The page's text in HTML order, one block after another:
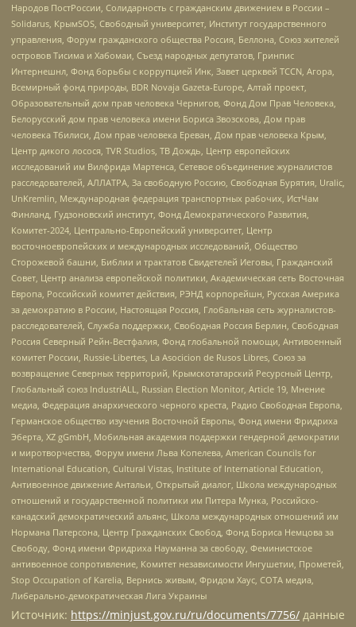
Народов ПостРоссии, Солидарность с гражданским движением в России –
Solidarus, КрымSOS, Свободный университет, Институт государственного
управления, Форум гражданского общества Россия, Беллона, Союз жителей
островов Тисима и Хабомаи, Съезд народных депутатов, Гринпис
Интернешнл, Фонд борьбы с коррупцией Инк, Завет церквей TCCN, Агора,
Всемирный фонд природы, BDR Novaja Gazeta-Europe, Алтай проект,
Образовательный дом прав человека Чернигов, Фонд Дом Прав Человека,
Белорусский дом прав человека имени Бориса Звозскова, Дом прав
человека Тбилиси, Дом прав человека Ереван, Дом прав человека Крым,
Центр дикого лосося, TVR Studios, ТВ Дождь, Центр европейских
исследований им Вилфрида Мартенса, Сетевое объединение журналистов
расследователей, АЛЛАТРА, За свободную Россию, Свободная Бурятия, Uralic,
UnKremlin, Международная федерация транспортных рабочих, ИстЧам
Финланд, Гудзоновский институт, Фонд Демократического Развития,
Комитет-2024, Центрально-Европейский университет, Центр
восточноевропейских и международных исследований, Общество
Сторожевой башни, Библии и трактатов Свидетелей Иеговы, Гражданский
Совет, Центр анализа европейской политики, Академическая сеть Восточная
Европа, Российский комитет действия, РЭНД корпорейшн, Русская Америка
за демократию в России, Настоящая Россия, Глобальная сеть журналистов-
расследователей, Служба поддержки, Свободная Россия Берлин, Свободная
Россия Северный Рейн-Вестфалия, Фонд глобальной помощи, Антивоенный
комитет России, Russie-Libertes, La Asocicion de Rusos Libres, Союз за
возвращение Северных территорий, Крымскотатарский Ресурсный Центр,
Глобальный союз IndustriALL, Russian Election Monitor, Article 19, Мнение
медиа, Федерация анархического черного креста, Радио Свободная Европа,
Германское общество изучения Восточной Европы, Фонд имени Фридриха
Эберта, XZ gGmbH, Мобильная академия поддержки гендерной демократии
и миротворчества, Форум имени Льва Копелева, American Councils for
International Education, Cultural Vistas, Institute of International Education,
Антивоенное движение Антальи, Открытый диалог, Школа международных
отношений и государственной политики им Питера Мунка, Российско-
канадский демократический альянс, Школа международных отношений им
Нормана Патерсона, Центр Гражданских Свобод, Фонд Бориса Немцова за
Свободу, Фонд имени Фридриха Науманна за свободу, Феминистское
антивоенное сопротивление, Комитет независимости Ингушетии, Прометей,
Stop Occupation of Karelia, Вернись живым, Фридом Хаус, СОТА медиа,
Либерально-демократическая Лига Украины
Источник: https://minjust.gov.ru/ru/documents/7756/ данные